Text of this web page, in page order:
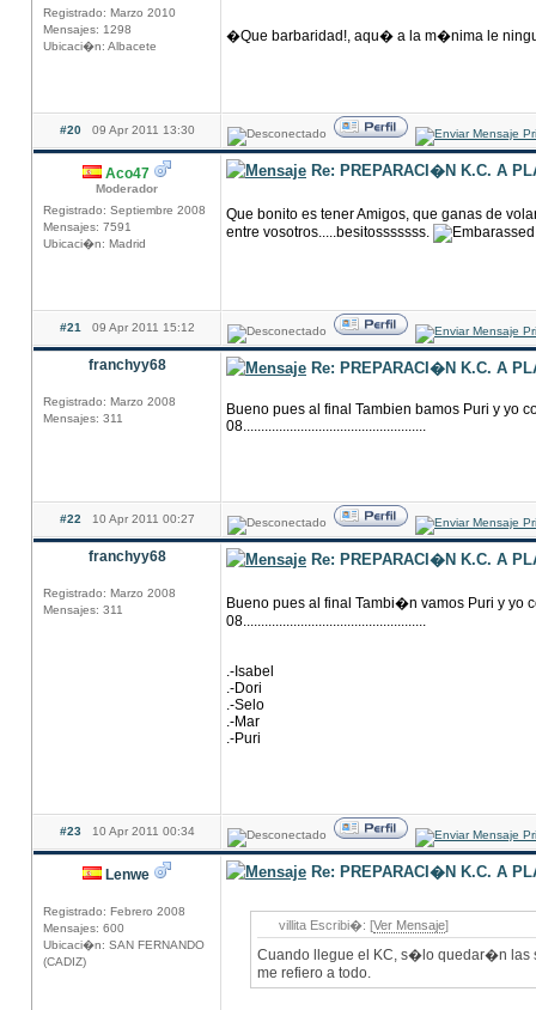
Registrado: Marzo 2010
Mensajes: 1298
Ubicaci�n: Albacete
�Que barbaridad!, aqu� a la m�nima le
#20 09 Apr 2011 13:30
Aco47
Moderador
Registrado: Septiembre 2008
Mensajes: 7591
Ubicaci�n: Madrid
Re: PREPARACI�N K.C. A
Que bonito es tener Amigos, que ganas de
entre vosotros.....besitosssssss.
#21 09 Apr 2011 15:12
franchyy68
Registrado: Marzo 2008
Mensajes: 311
Re: PREPARACI�N K.C. A
Bueno pues al final Tambien bamos Puri y yo
08...................................................
#22 10 Apr 2011 00:27
franchyy68
Registrado: Marzo 2008
Mensajes: 311
Re: PREPARACI�N K.C. A
Bueno pues al final Tambi�n vamos Puri y yo
08...................................................
.-Isabel
.-Dori
.-Selo
.-Mar
.-Puri
#23 10 Apr 2011 00:34
Lenwe
Registrado: Febrero 2008
Mensajes: 600
Ubicaci�n: SAN FERNANDO
(CADIZ)
Re: PREPARACI�N K.C. A
villita Escribi�: [Ver Mensaje]
Cuando llegue el KC, s�lo quedar�n las
me refiero a todo.